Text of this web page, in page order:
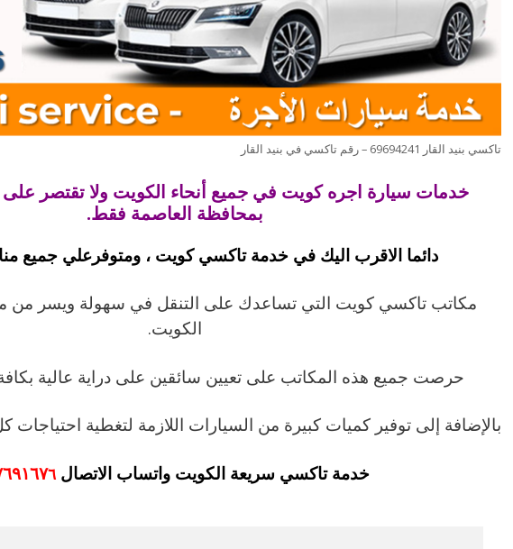
تاكسي بنيد القار 69694241 – رقم تاكسي في بنيد القار
خدمات سيارة اجره كويت في جميع أنحاء الكويت ولا تقتصر على
بمحافظة العاصمة فقط.
دائما الاقرب اليك في خدمة تاكسي كويت ، ومتوفرعلي جميع
مكاتب تاكسي كويت التي تساعدك على التنقل في سهولة ويسر من
الكويت.
حرصت جميع هذه المكاتب على تعيين سائقين على دراية عالية
بالإضافة إلى توفير كميات كبيرة من السيارات اللازمة لتغطية
خدمة تاكسي سريعة الكويت واتساب الاتصال٦